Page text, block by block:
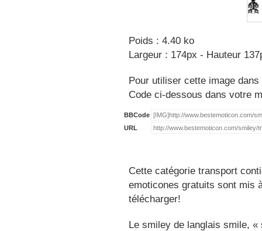
Poids : 4.40 ko
Largeur : 174px - Hauteur
Pour utiliser cette image
Code ci-dessous dans votre
BBCode
URL
Cette catégorie transport
emoticones gratuits sont mis
télécharger!
Le smiley de langlais smile,